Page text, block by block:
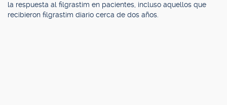
la respuesta al filgrastim en pacientes, incluso aquellos que
recibieron filgrastim diario cerca de dos años.